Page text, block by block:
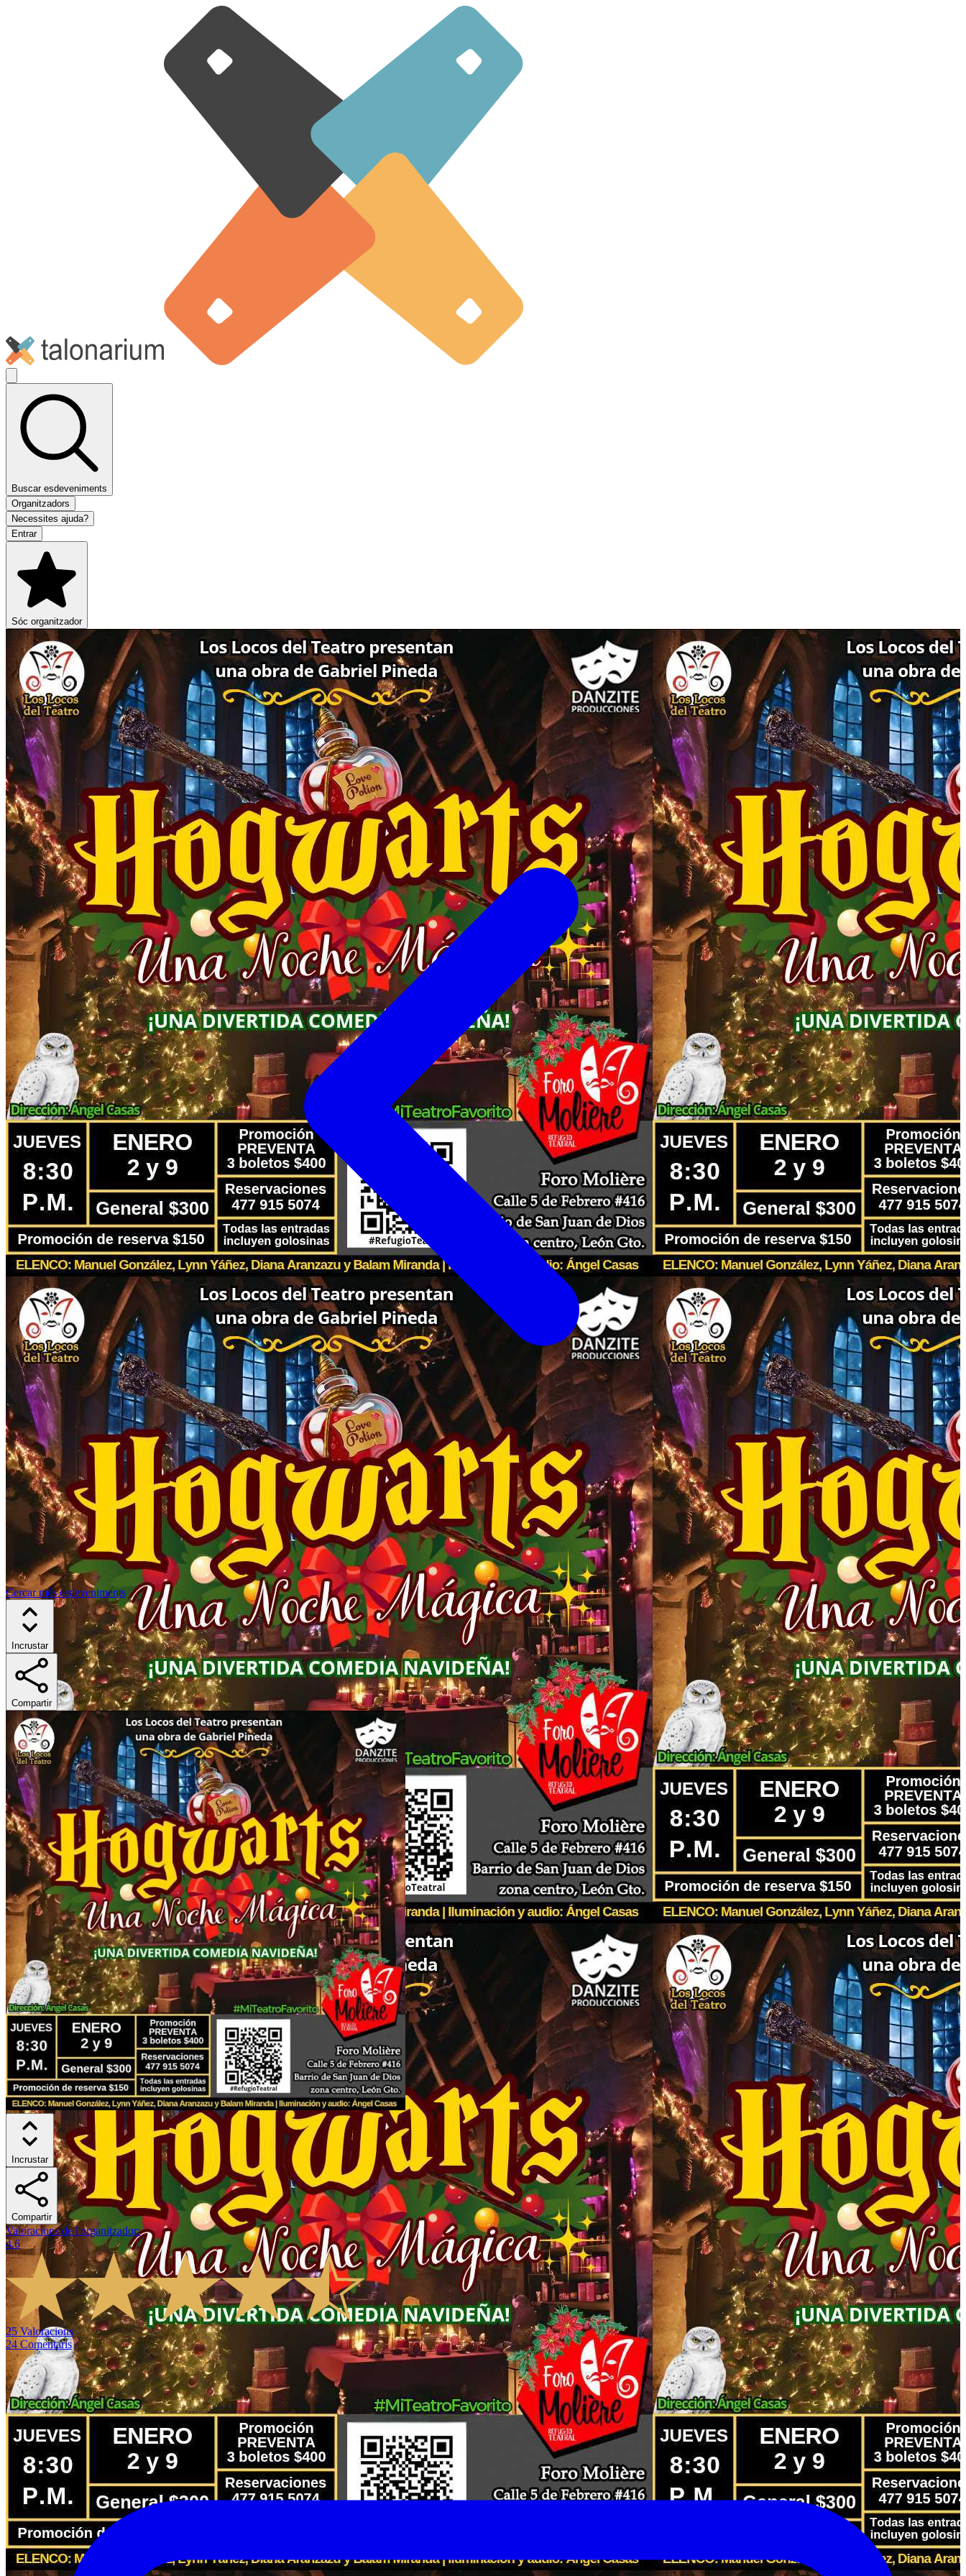
Buscar esdeveniments
Organitzadors
Necessites ajuda?
Entrar
Sóc organitzador
Cercar més esdeveniments
Incrustar
Compartir
Incrustar
Compartir
Valoracions de l'organitzador:
4.6
25 Valoracions
24 Comentaris